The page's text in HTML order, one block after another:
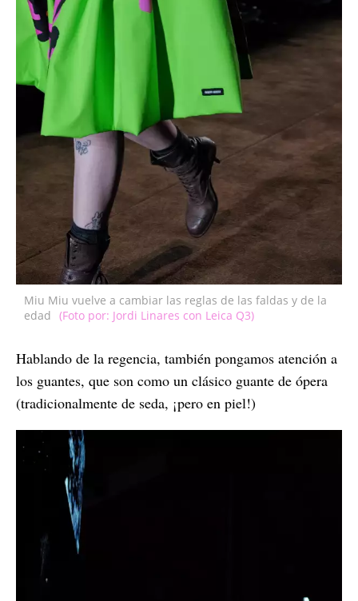
Miu Miu vuelve a cambiar las reglas de las faldas y de la
edad (Foto por: Jordi Linares con Leica Q3)
Hablando de la regencia, también pongamos atención a
los guantes, que son como un clásico guante de ópera
(tradicionalmente de seda, ¡pero en piel!)